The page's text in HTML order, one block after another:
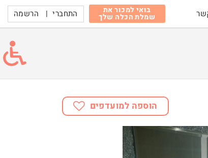
בואי למכור את
שמלת הכלה שלך התחברי | הרשמה
הוספה למועדפים